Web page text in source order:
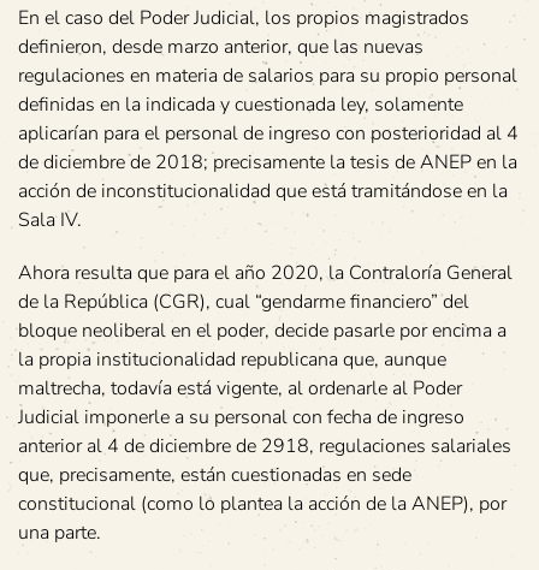
En el caso del Poder Judicial, los propios magistrados
definieron, desde marzo anterior, que las nuevas
regulaciones en materia de salarios para su propio personal
definidas en la indicada y cuestionada ley, solamente
aplicarían para el personal de ingreso con posterioridad al 4
de diciembre de 2018; precisamente la tesis de ANEP en la
acción de inconstitucionalidad que está tramitándose en la
Sala IV.
Ahora resulta que para el año 2020, la Contraloría General
de la República (CGR), cual “gendarme financiero” del
bloque neoliberal en el poder, decide pasarle por encima a
la propia institucionalidad republicana que, aunque
maltrecha, todavía está vigente, al ordenarle al Poder
Judicial imponerle a su personal con fecha de ingreso
anterior al 4 de diciembre de 2918, regulaciones salariales
que, precisamente, están cuestionadas en sede
constitucional (como lo plantea la acción de la ANEP), por
una parte.